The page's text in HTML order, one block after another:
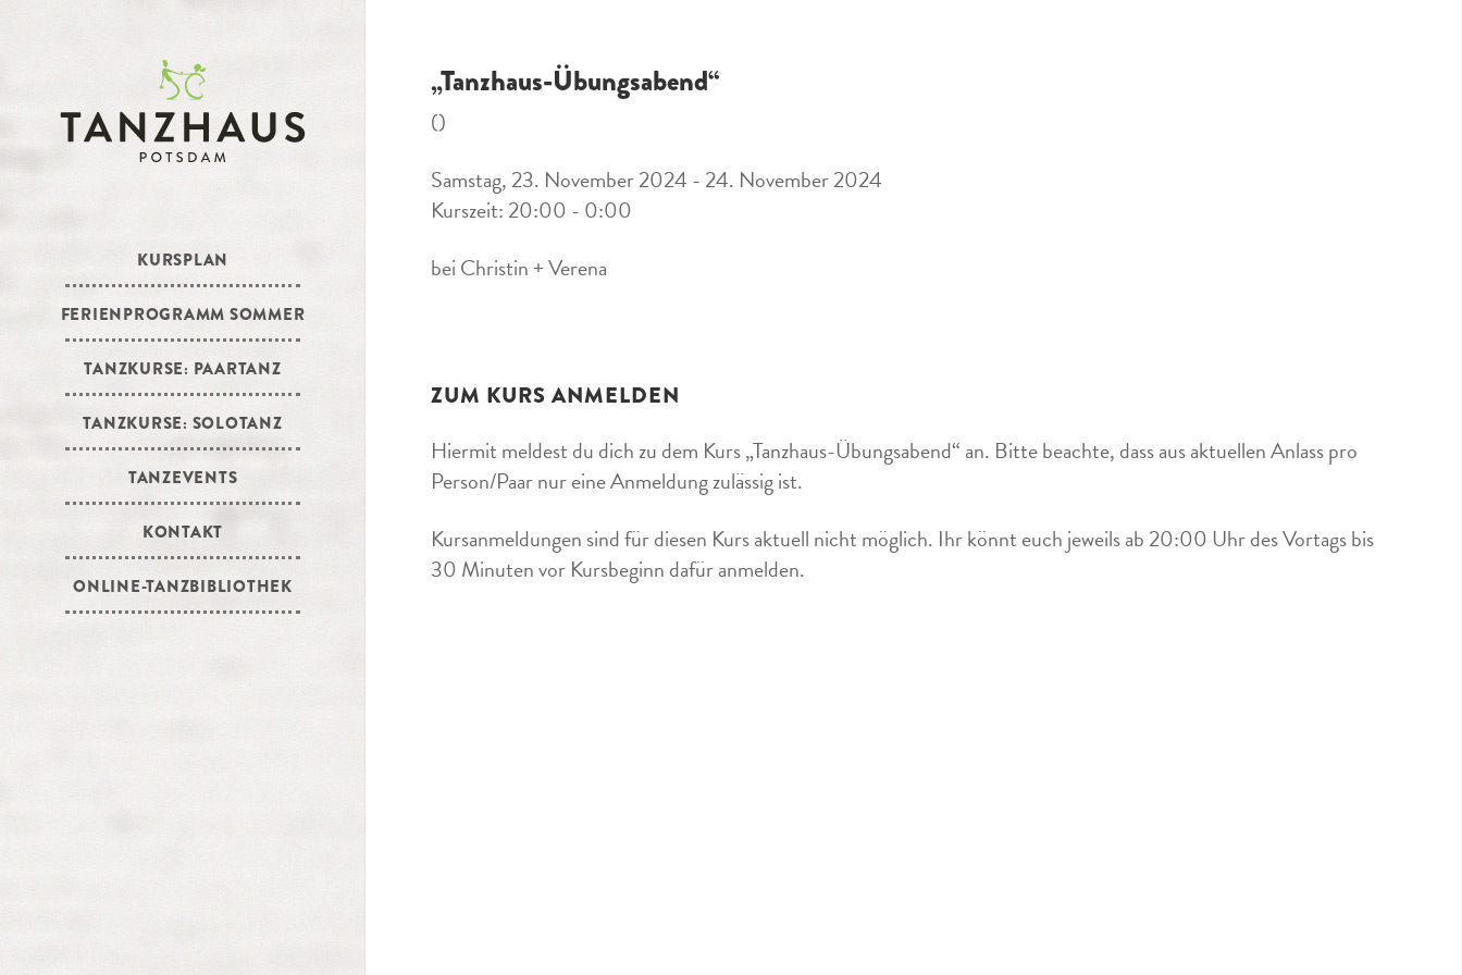
KURSPLAN
FERIENPROGRAMM SOMMER
TANZKURSE: PAARTANZ
TANZKURSE: SOLOTANZ
TANZEVENTS
KONTAKT
ONLINE-TANZBIBLIOTHEK
„Tanzhaus-Übungsabend“
()
Samstag, 23. November 2024 - 24. November 2024
Kurszeit: 20:00 - 0:00
bei Christin + Verena
ZUM KURS ANMELDEN
Hiermit meldest du dich zu dem Kurs „Tanzhaus-Übungsabend“ an. Bitte beachte, dass aus aktuellen Anlass pro
Person/Paar nur eine Anmeldung zulässig ist.
Kursanmeldungen sind für diesen Kurs aktuell nicht möglich. Ihr könnt euch jeweils ab 20:00 Uhr des Vortags bis
30 Minuten vor Kursbeginn dafür anmelden.